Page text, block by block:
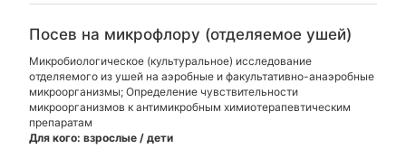
Посев на микрофлору (отделяемое ушей)
Микробиологическое (культуральное) исследование
отделяемого из ушей на аэробные и факультативно-анаэробные
микроорганизмы; Определение чувствительности
микроорганизмов к антимикробным химиотерапевтическим
препаратам
Для кого: взрослые / дети